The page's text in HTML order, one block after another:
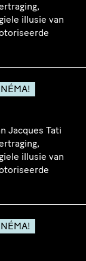
illusie van
Jacques Tati
illusie van